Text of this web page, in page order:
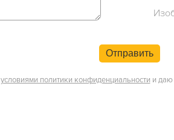
Отправить
условиями политики конфиденциальности и даю